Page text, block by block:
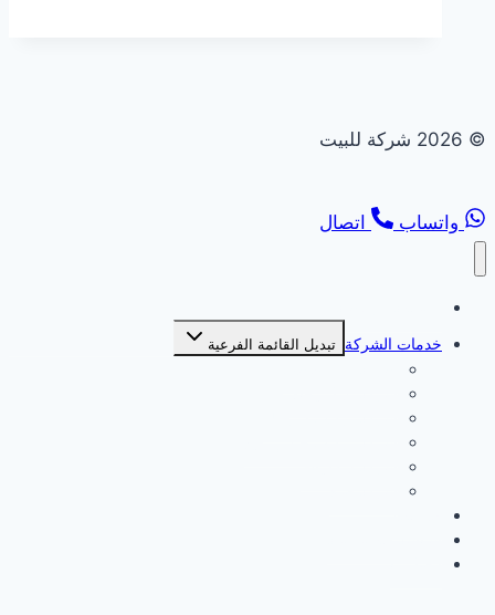
© 2026 شركة للبيت
واتساب اتصال
خدمات الشركة تبديل القائمة الفرعية